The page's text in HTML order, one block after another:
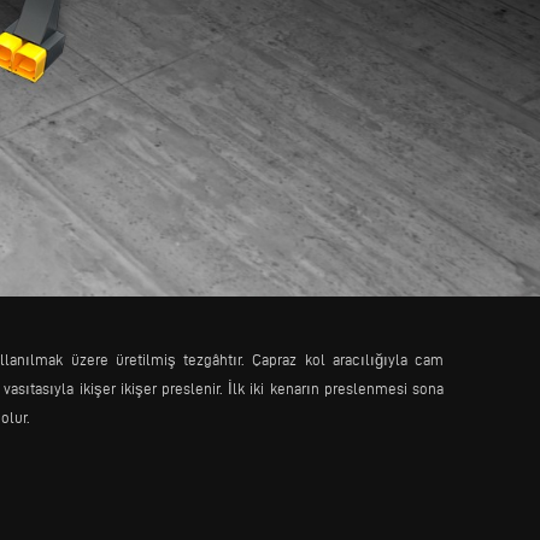
üzere üretilmiş tezgâhtır. Çapraz kol aracılığıyla cam
ikişer ikişer preslenir. İlk iki kenarın preslenmesi sona